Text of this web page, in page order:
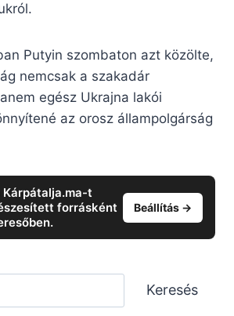
Putyin szombaton azt közölte,
nemcsak a szakadár
egész Ukrajna lakói
az orosz állampolgárság
Kárpátalja.ma-t
forrásként
Beállítás →
Keresés